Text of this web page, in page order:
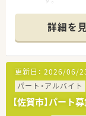
キルを高め
●有給消化
詳細を
更新日： 2026/06/
パート・アルバイト
【佐賀市】パー